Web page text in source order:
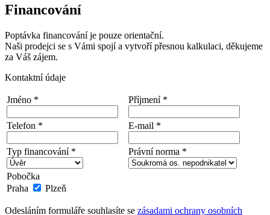
Financování
Poptávka financování je pouze orientační.
Naši prodejci se s Vámi spojí a vytvoří přesnou kalkulaci, děkujeme
za Váš zájem.
Kontaktní údaje
Jméno * Příjmení *
Telefon * E-mail *
Typ financování * Právní norma *
Pobočka
Praha
Plzeň
Odesláním formuláře souhlasíte se zásadami ochrany osobních